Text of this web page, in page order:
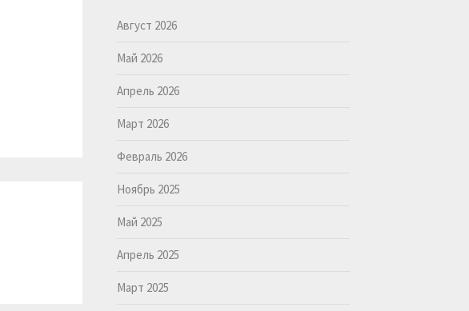
Август 2026
Май 2026
Апрель 2026
Март 2026
Февраль 2026
Ноябрь 2025
Май 2025
Апрель 2025
Март 2025